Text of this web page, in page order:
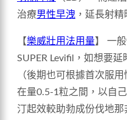
治療男性早洩 ，延長射精
【樂威壯用法用量】 一
SUPER Levifil，如想要
（後期也可根據首次服
在量0.5-1粒之間，以自
汀起效較助勃成份伐地那